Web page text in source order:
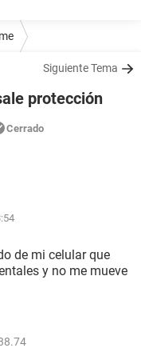
Siguiente Tema
protección
Cerrado
de mi celular que
y no me mueve